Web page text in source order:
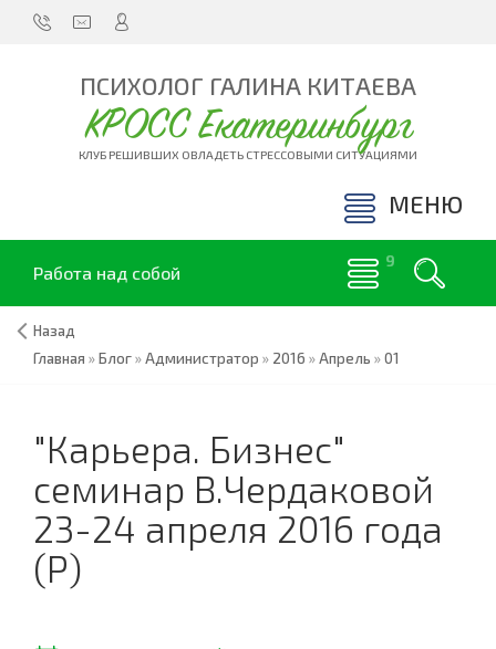
ПСИХОЛОГ ГАЛИНА КИТАЕВА
КРОСС Екатеринбург
КЛУБ РЕШИВШИХ ОВЛАДЕТЬ СТРЕССОВЫМИ СИТУАЦИЯМИ
МЕНЮ
Работа над собой
Назад
Главная »Блог»Администратор » 2016 »Апрель »01
"Карьера. Бизнес"
семинар В.Чердаковой
23-24 апреля 2016 года
(Р)